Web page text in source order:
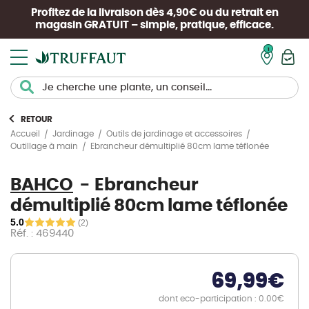
Profitez de la livraison dès 4,90€ ou du retrait en
magasin GRATUIT – simple, pratique, efficace.
RETOUR
Accueil
Jardinage
Outils de jardinage et accessoires
Outillage à main
Ebrancheur démultiplié 80cm lame téflonée
BAHCO
Ebrancheur
démultiplié 80cm lame téflonée
5.0 (2)
Réf. : 469440
69,99€
dont eco-participation : 0.00€